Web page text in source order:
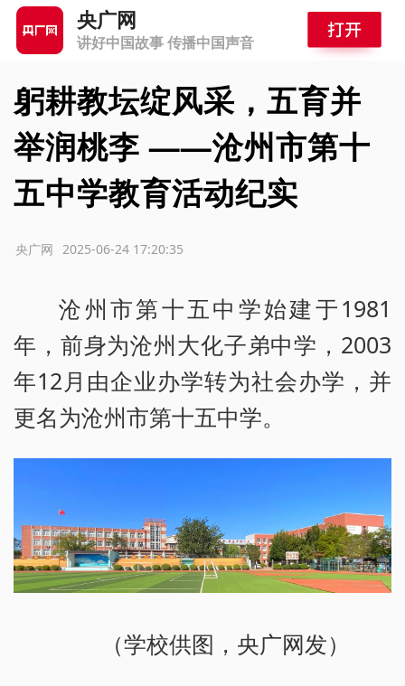
央广网
讲好中国故事 传播中国声音
躬耕教坛绽风采，五育并
举润桃李 ——沧州市第十
五中学教育活动纪实
2025-06-24 17:20:35
央广网
沧州市第十五中学始建于1981
年，前身为沧州大化子弟中学，2003
年12月由企业办学转为社会办学，并
更名为沧州市第十五中学。
（学校供图，央广网发）